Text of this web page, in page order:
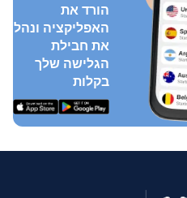
הורד את
האפליקציה ונהל
את חבילת
הגלישה שלך
בקלות